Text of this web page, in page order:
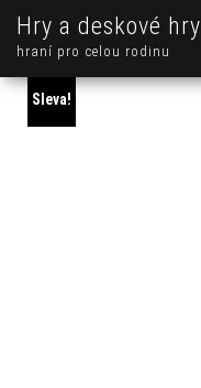
Hry a deskové hry
hraní pro celou rodinu
Sleva!